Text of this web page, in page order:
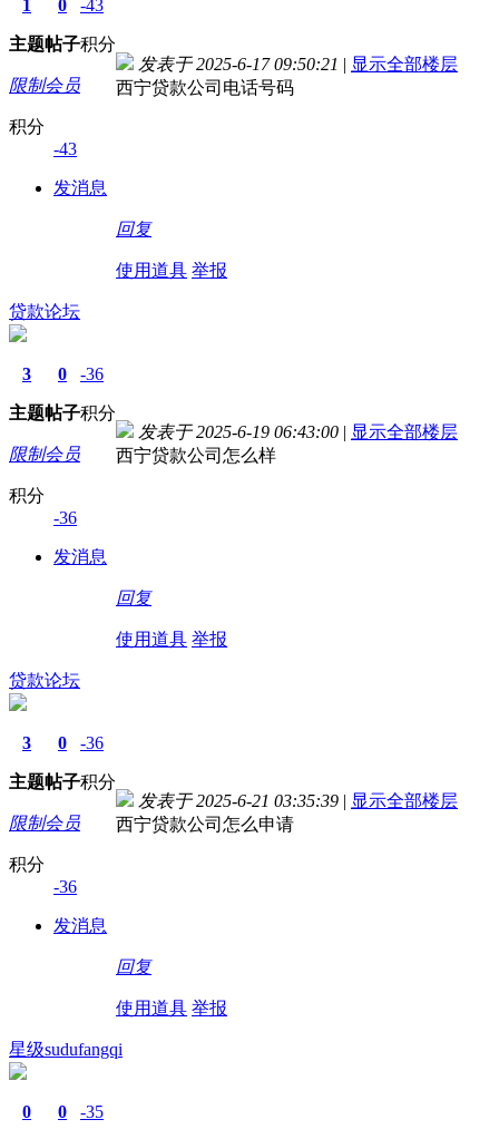
1
主题
0
帖子
-43
积分
限制会员
积分
-43
发消息
发表于 2025-6-17 09:50:21 | 显示全部楼层
西宁贷款公司电话号码
回复
使用道具 举报
贷款论坛
3
主题
0
帖子
-36
积分
限制会员
积分
-36
发消息
发表于 2025-6-19 06:43:00 | 显示全部楼层
西宁贷款公司怎么样
回复
使用道具 举报
贷款论坛
3
主题
0
帖子
-36
积分
限制会员
积分
-36
发消息
发表于 2025-6-21 03:35:39 | 显示全部楼层
西宁贷款公司怎么申请
回复
使用道具 举报
星级sudufangqi
0 0 -35